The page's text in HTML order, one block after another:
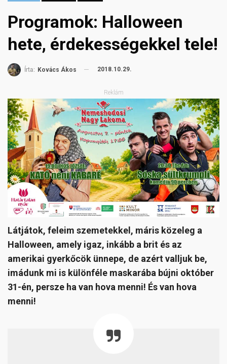
Programok: Halloween
hete, érdekességekkel tele!
Írta: Kovács Ákos 2018.10.29.
Reklám
Látjátok, feleim szemetekkel, máris közeleg a
Halloween, amely igaz, inkább a brit és az
amerikai gyerkőcök ünnepe, de azért valljuk be,
imádunk mi is különféle maskarába bújni október
31-én, persze ha van hova menni! És van hova
menni!